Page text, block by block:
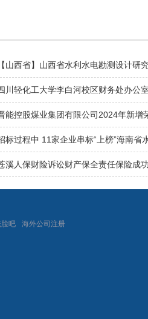
【山西省】山西省水利水电勘测设计研
投标保函十三
川轻化工大学李白河校区财务处办公
能控股煤业集团有限公司2024年新增
目公告
标过程中 11家企业串标“上榜”海南省
溪人保财险诉讼财产保全责任保险成
吧 海外公司注册